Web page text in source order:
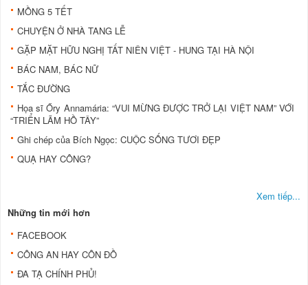
MỒNG 5 TẾT
CHUYỆN Ở NHÀ TANG LỄ
GẶP MẶT HỮU NGHỊ TẤT NIÊN VIỆT - HUNG TẠI HÀ NỘI
BÁC NAM, BÁC NỮ
TẮC ĐƯỜNG
Họa sĩ Őry Annamária: “VUI MỪNG ĐƯỢC TRỞ LẠI VIỆT NAM” VỚI
“TRIỂN LÃM HỒ TÂY”
Ghi chép của Bích Ngọc: CUỘC SỐNG TƯƠI ĐẸP
QUẠ HAY CÔNG?
Xem tiếp...
Những tin mới hơn
FACEBOOK
CÔNG AN HAY CÔN ĐỒ
ĐA TẠ CHÍNH PHỦ!